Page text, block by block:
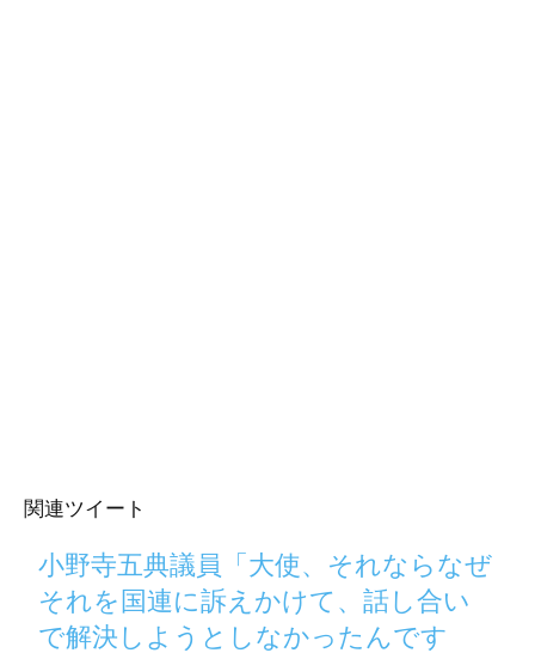
関連ツイート
小野寺五典議員「大使、それならなぜ
それを国連に訴えかけて、話し合い
で解決しようとしなかったんです